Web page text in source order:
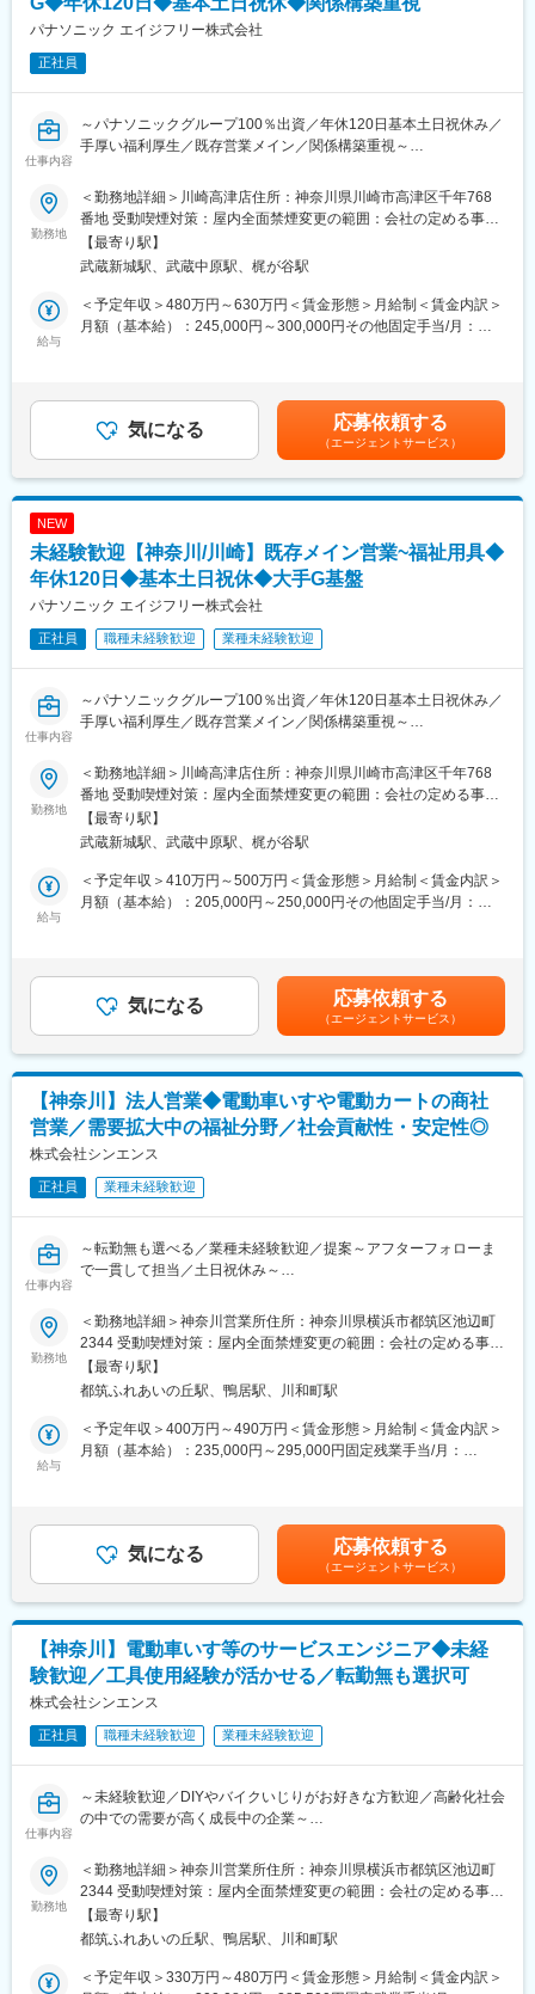
変更の範囲：会社の定める業務
ております。
関係構築をしていきます。
・日々の活動を通し、信頼を得ていくことでご紹介をいただきな
また、実際に商品を販売していく先は要介護者の方となります。
※ケアマネジャーとは：
介護を受ける要介護者の心身の状況に応じ、適切な介護サービス
を利用できるよう相談に応じたり、市町村や事業所との連絡・調
(2) 個人のお客様へのご提案（ケアマネジャーから紹介を受けた要
・ 介護用品からリフォームまで生活の質改善に向けてご提案
・ 売って終わりではなく、定期的に訪問し使用状況等を確認
※ 17時頃には事務所へ帰社（基本19時頃には退社）します。
■フォロー体制：
スパートが在籍。営業先で専門的な問い合わせを受けた場合も、
社内の力を借りれば即座に解決できます。また商品の受発注は事
務スタッフがサポートします。
年2回のインセンティブがあり、平均20万円前後。最大50万円支
給も可能です。
変更の範囲：会社の定める業務
パナソニック エイジフリー株式会社
正社員
仕事内容
～パナソニックグループ100％出資／年休120日基本土日祝休み／
手厚い福利厚生／既存営業メイン／関係構築重視～
業をお任せします。
■当求人の魅力：
◎早期キャリアアップ可能
例）キャリ入社7年目：店長に昇格、新卒入社6年目：店長昇格
◎インセンティブ手当あり
例）平均15～20万円、最高50万円支給の社員もあり（半期ごと）
■企業魅力：
・週1回のノー残業デー設定あり
・地域限定社員制度あり（給与に変動なし）
・主任500万円程度～／課長600万円程度～／部長700万円程度～
それぞれの役職へは最短3年程度で上がることができる環境となっ
ております。
■職務内容：
関係構築をしていきます。
・日々の活動を通し、信頼を得ていくことでご紹介をいただきな
また、実際に商品を販売していく先は要介護者の方となります。
※ケアマネジャーとは：
介護を受ける要介護者の心身の状況に応じ、適切な介護サービス
を利用できるよう相談に応じたり、市町村や事業所との連絡・調
(2) 個人のお客様へのご提案（ケアマネジャーから紹介を受けた要
・ 介護用品からリフォームまで生活の質改善に向けてご提案
・ 売って終わりではなく、定期的に訪問し使用状況等を確認
※ 17時頃には事務所へ帰社（基本19時頃には退社）します。
■フォロー体制：
社内には建築士やケアマネジャー、作業療法士など各分野のエキ
スパートが在籍。営業先で専門的な問い合わせを受けた場合も、
社内の力を借りれば即座に解決できます。また商品の受発注は事
務スタッフがサポートします。
■インセンティブについて
年2回のインセンティブがあり、平均20万円前後。最大50万円支
給も可能です。
勤務地
＜勤務地詳細＞川崎高津店住所：神奈川県川崎市高津区千年768
番地 受動喫煙対策：屋内全面禁煙変更の範囲：会社の定める事業
所【最寄り駅】
武蔵新城駅、武蔵中原駅、梶が谷駅
給与
＜予定年収＞480万円～630万円＜賃金形態＞月給制＜賃金内訳＞
月額（基本給）：245,000円～300,000円その他固定手当/月：
選考を通じて上下する可能性があります。月給(月額)は固定手当を
含めた表記です。
気になる 応募依頼する
（エージェントサービス）
NEW
未経験歓迎【神奈川/川崎】既存メイン営業~福祉用具◆
年休120日◆基本土日祝休◆大手G基盤
パナソニック エイジフリー株式会社
正社員 職種未経験歓迎 業種未経験歓迎
仕事内容
～パナソニックグループ100％出資／年休120日基本土日祝休み／
手厚い福利厚生／既存営業メイン／関係構築重視～
業をお任せします。
■職務概要
担当エリアのケアマネジャーとの信頼関係を築きながら、介護を
必要とする方々の生活を支える提案営業です。
既存顧客の引き継ぎを起点に、新商品のご案内を通じて関係を深
め、日々の丁寧なコミュニケーションで信頼を獲得。ケアマネジ
携を通じて最適な商品・サービスを届けられることが、この仕事
の大きなやりがいです。単なる営業にとどまらず、地域の介護を
支える社会貢献性の高い役割を担えます。
▼担当地域のケアマネジャーに対してのアプローチ
・まずは既存顧客の引継ぎを受け、新商品のご案内等をしながら
関係構築をしていきます。
・日々の活動を通し、信頼を得ていくことでご紹介をいただきな
がら活動の幅を広げていきます。
また、実際に商品を販売していく先は要介護者の方となります。
※ケアマネジャーとは：
介護を受ける要介護者の心身の状況に応じ、適切な介護サービス
を利用できるよう相談に応じたり、市町村や事業所との連絡・調
整を行ったりする専門職です。
▼ 個人のお客様へのご提案（ケアマネジャーから紹介を受けた要
介護者の方）
・お客様の困りごとや身体状況等をヒアリングし、家の危険箇所
をチェック。
・ 売って終わりではなく、定期的に訪問し使用状況等を確認
※ 17時頃には事務所へ帰社（基本19時頃には退社）します。
ローチ法を覚えていきます。疾病知識や介護保険の知識も社内外
の研修で学んでいただきます。
■フォロー体制：
社内には建築士やケアマネジャー、作業療法士など各分野のエキ
スパートが在籍。営業先で専門的な問い合わせを受けた場合も、
社内の力を借りれば即座に解決できます。また商品の受発注は事
務スタッフがサポートします。
変更の範囲：会社の定める業務
勤務地
＜勤務地詳細＞川崎高津店住所：神奈川県川崎市高津区千年768
番地 受動喫煙対策：屋内全面禁煙変更の範囲：会社の定める事業
所【最寄り駅】
武蔵新城駅、武蔵中原駅、梶が谷駅
給与
＜予定年収＞410万円～500万円＜賃金形態＞月給制＜賃金内訳＞
月額（基本給）：205,000円～250,000円その他固定手当/月：
下する可能性があります。月給(月額)は固定手当を含めた表記で
す。
気になる 応募依頼する
（エージェントサービス）
【神奈川】法人営業◆電動車いすや電動カートの商社
営業／需要拡大中の福祉分野／社会貢献性・安定性◎
株式会社シンエンス
正社員 業種未経験歓迎
仕事内容
～転勤無も選べる／業種未経験歓迎／提案～アフターフォローま
で一貫して担当／土日祝休み～
■業務内容：
電動車いす・シニアカーを中心に、人々を支えている当社にて、
法人に対する自社サービス、商品の代理店営業をお任せいたしま
す。
■業務詳細：
・電動車いすレンタルサービス、オリジナル福祉用具の提案
■業務補足：
・営業方法：社用車で1日あたり5～6件程度の法人に訪問し、自
・営業先：福祉用具取扱業者、卸業者、ケアマネジャー、その他
※個人宅への飛び込み営業はありません。
・取扱商品：スズキ、ヤマハなど国内大手メーカーや自社ブラン
ドの電動車いす／自社ブランドの福祉用具（歩行関連機器）
■当社の強み：
豊富な商品ラインナップ、電動車いすについての専門的なメンテ
ナンス技術力です。当社では、外部に委託することなく全ての整
備・メンテナンスを社内で行っています。参入障壁が高いビジネ
スを展開しており、お客様から高い信頼を得ています。
■入社後の流れ：
まずは座学にて基礎知識を学んでいただき、その後は約3か月間、
先輩社員に同行し、営業や実際のご利用者宅での業務の進め方を
経験してから独り立ちとなります。その後も先輩社員とは密にコ
※多くの方が業界未経験で入社し活躍しています。
勤務地
＜勤務地詳細＞神奈川営業所住所：神奈川県横浜市都筑区池辺町
2344 受動喫煙対策：屋内全面禁煙変更の範囲：会社の定める事業
所【最寄り駅】
都筑ふれあいの丘駅、鴨居駅、川和町駅
給与
＜予定年収＞400万円～490万円＜賃金形態＞月給制＜賃金内訳＞
月額（基本給）：235,000円～295,000円固定残業手当/月：
やスキルを考慮の上、当社規定により決定いたします。■昇給：年
1回■賞与：年2回賃金はあくまでも目安の金額であり、選考を通
じて上下する可能性があります。月給(月額)は固定手当を含めた表
記です。
気になる 応募依頼する
（エージェントサービス）
【神奈川】電動車いす等のサービスエンジニア◆未経
験歓迎／工具使用経験が活かせる／転勤無も選択可
株式会社シンエンス
正社員 職種未経験歓迎 業種未経験歓迎
仕事内容
～未経験歓迎／DIYやバイクいじりがお好きな方歓迎／高齢化社会
の中での需要が高く成長中の企業～
【この求人について】
・電動車いす等の販売・レンタルを行う商社でのアフターフォロ
ー担当
・業界未経験・職種未経験での入社も多数
・技術職でありながら、お客様に直接感謝されるポジション
■業務内容：
勤務地
＜勤務地詳細＞神奈川営業所住所：神奈川県横浜市都筑区池辺町
2344 受動喫煙対策：屋内全面禁煙変更の範囲：会社の定める事業
所【最寄り駅】
都筑ふれあいの丘駅、鴨居駅、川和町駅
＜予定年収＞330万円～480万円＜賃金形態＞月給制＜賃金内訳＞